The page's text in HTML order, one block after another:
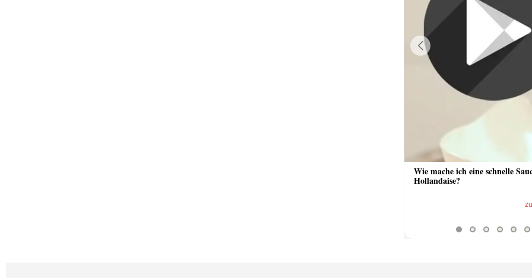
Wie mache ich eine schnelle
Hollandaise?
Previous